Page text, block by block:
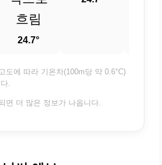
흐림
24.7°
도에 따라 기온차(100m당 약 0.6°C)
.
면 더 많은 정보가 나옵니다.